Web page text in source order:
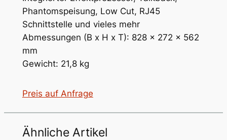
Phantomspeisung, Low Cut, RJ45
Schnittstelle und vieles mehr
Abmessungen (B x H x T): 828 x 272 x 562
mm
Gewicht: 21,8 kg
Preis auf Anfrage
Ähnliche Artikel